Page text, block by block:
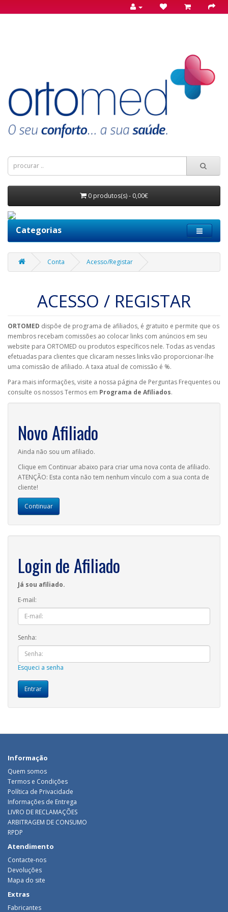
0 produtos(s) - 0,00€
Categorias
Conta Acesso/Registar
ACESSO / REGISTAR
ORTOMED dispõe de programa de afiliados, é gratuito e permite que os
membros recebam comissões ao colocar links com anúncios em seu
website para ORTOMED ou produtos específicos nele. Todas as vendas
efetuadas para clientes que clicaram nesses links vão proporcionar-lhe
uma comissão de afiliado. A taxa atual de comissão é %.
Para mais informações, visite a nossa página de Perguntas Frequentes ou
consulte os nossos Termos em Programa de Afiliados.
Novo Afiliado
Ainda não sou um afiliado.
Clique em Continuar abaixo para criar uma nova conta de afiliado.
ATENÇÃO: Esta conta não tem nenhum vínculo com a sua conta de
cliente!
Continuar
Login de Afiliado
Já sou afiliado.
E-mail:
Senha:
Esqueci a senha
Informação
Quem somos
Termos e Condições
Política de Privacidade
Informações de Entrega
LIVRO DE RECLAMAÇÕES
ARBITRAGEM DE CONSUMO
RPDP
Atendimento
Contacte-nos
Devoluções
Mapa do site
Extras
Fabricantes